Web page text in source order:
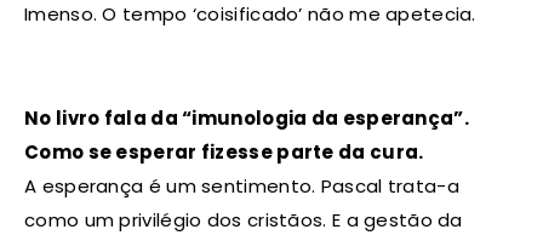
Imenso. O tempo ‘coisificado’ não me apetecia.
No livro fala da “imunologia da esperança”.
Como se esperar fizesse parte da cura.
A esperança é um sentimento. Pascal trata-a
como um privilégio dos cristãos. E a gestão da